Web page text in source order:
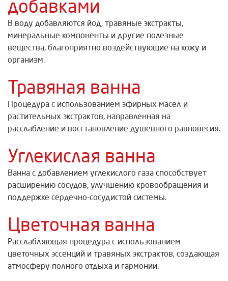
добавками
В воду добавляются йод, травяные экстракты,
минеральные компоненты и другие полезные
вещества, благоприятно воздействующие на кожу и
организм.
Травяная ванна
Процедура с использованием эфирных масел и
растительных экстрактов, направленная на
расслабление и восстановление душевного равновесия.
Углекислая ванна
Ванна с добавлением углекислого газа способствует
расширению сосудов, улучшению кровообращения и
поддержке сердечно-сосудистой системы.
Цветочная ванна
Расслабляющая процедура с использованием
цветочных эссенций и травяных экстрактов, создающая
атмосферу полного отдыха и гармонии.